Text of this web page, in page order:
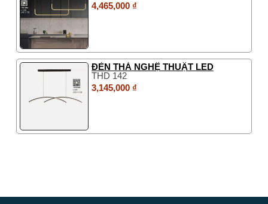
4,465,000 ₫
ĐÈN THẢ NGHỆ THUẬT LED
THD 142
3,145,000 ₫